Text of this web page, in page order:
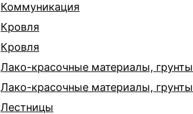
Коммуникация
Кровля
Кровля
Лако-красочные материалы, грунты
Лако-красочные материалы, грунты
Лестницы